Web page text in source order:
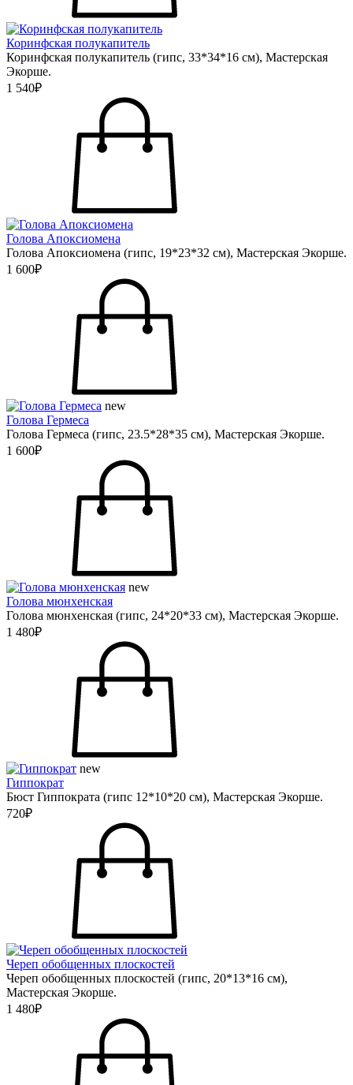
Коринфская полукапитель
Коринфская полукапитель (гипс, 33*34*16 см), Мастерская
Экорше.
1 540₽
Голова Апоксиомена
Голова Апоксиомена (гипс, 19*23*32 см), Мастерская Экорше.
1 600₽
new
Голова Гермеса
Голова Гермеса (гипс, 23.5*28*35 см), Мастерская Экорше.
1 600₽
new
Голова мюнхенская
Голова мюнхенская (гипс, 24*20*33 см), Мастерская Экорше.
1 480₽
new
Гиппократ
Бюст Гиппократа (гипс 12*10*20 см), Мастерская Экорше.
720₽
Череп обобщенных плоскостей
Череп обобщенных плоскостей (гипс, 20*13*16 см),
Мастерская Экорше.
1 480₽